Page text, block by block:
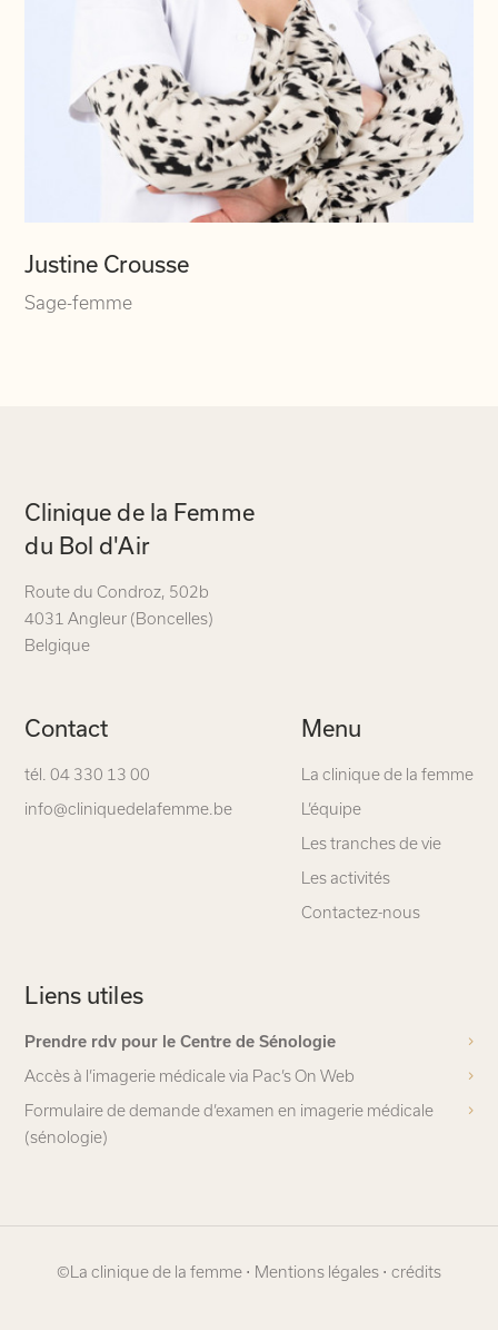
Justine Crousse
Sage-femme
Navigation
secondaire
Clinique de la Femme
du Bol d'Air
Route du Condroz, 502b
4031 Angleur (Boncelles)
Belgique
Contact
tél. 04 330 13 00
info@cliniquedelafemme.be
Menu
La clinique de la femme
L’équipe
Les tranches de vie
Les activités
Contactez-nous
Liens utiles
Prendre rdv pour le Centre de Sénologie
Accès à l’imagerie médicale via Pac’s On Web
Formulaire de demande d’examen en imagerie médicale
(sénologie)
©La clinique de la femme ⋅ Mentions légales ⋅ crédits